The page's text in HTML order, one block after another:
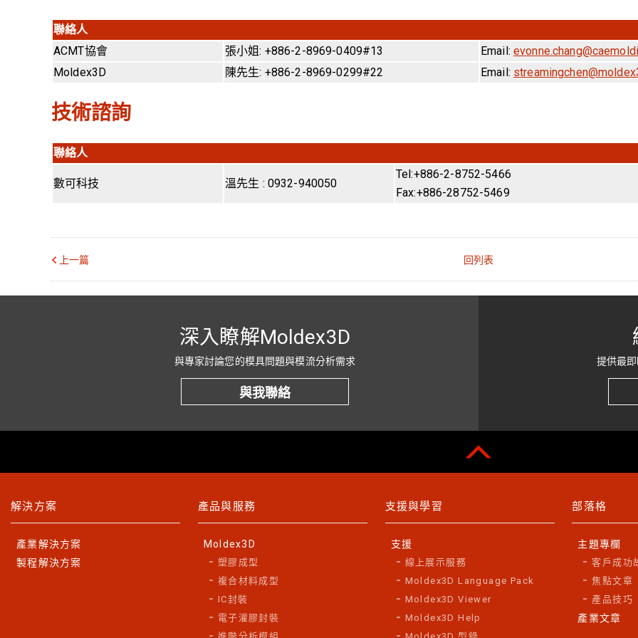
聯絡人
ACMT協會
張小姐: +886-2-8969-0409#13 Email:
Moldex3D
陳先生: +886-2-8969-0299#22 Email:
技術諮詢
聯絡人
數可科技 溫先生 : 0932-940050
Tel:+886-2-8752-5466
Fax:+886-28752-5469
上一篇 回列表
深入瞭解Moldex3D
與專家討論您的模具問題與模流分析需求
與我聯絡
提供最
解決方案
產業解決方案
製程解決方案
產品與服務
Moldex3D
塑膠成型
複合材料成型
IC封裝
電子灌膠封裝
支援與學習
支援
線上展示服務
Moldex3D Language Pack
Moldex3D Viewer
Moldex3D Help
部落格
主題專欄
客戶成功
焦點文章
產品技巧
產業文章